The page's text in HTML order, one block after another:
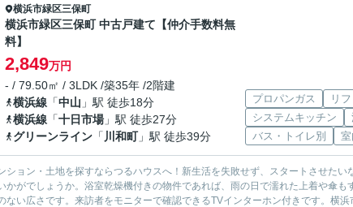
横浜市緑区三保町
横浜市緑区三保町 中古戸建て【仲介手数料無
料】
2,849万円
- / 79.50㎡ / 3LDK /築35年 /2階建
横浜線 「中山 」駅 徒歩18分
横浜線 「十日市場」駅 徒歩27分
グリーンライン 「 川和町」駅 徒歩39分
プロパンガス
リ
システムキッチン
バス・トイレ別
ション・土地を探すならつるハウスへ！新生活を失敗せず、スタートさせたい
かがでしょうか。浴室乾燥機付きの物件であれば、雨の日で濡れた上着や傘も
ない広さです。来訪者をモニターで確認できるTVインターホン付きです。横浜